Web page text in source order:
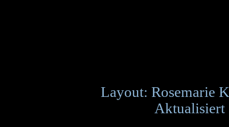
Layout: Rosemarie
Aktualisiert